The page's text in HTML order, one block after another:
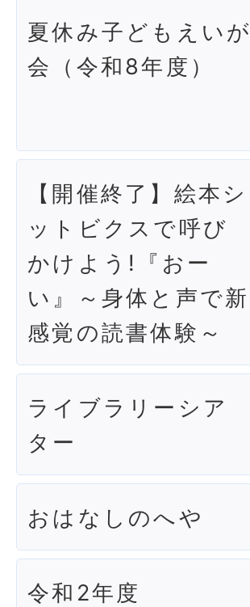
夏休み子どもえいが
会（令和8年度）
【開催終了】絵本シ
ットビクスで呼び
かけよう!『おー
い』～身体と声で新
感覚の読書体験～
ライブラリーシア
ター
おはなしのへや
令和2年度